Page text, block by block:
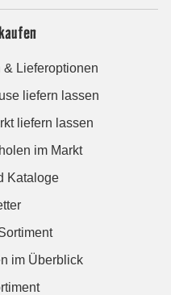
Lieferoptionen
liefern lassen
liefern lassen
im Markt
Kataloge
im Überblick